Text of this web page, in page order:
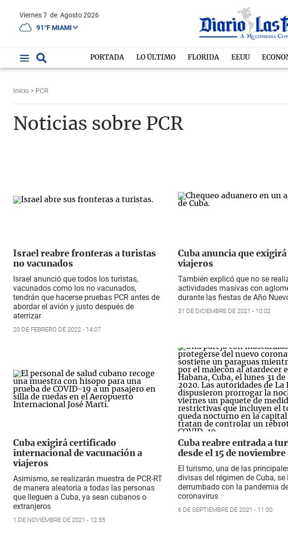
Viernes 7 de Agosto 2026
91°F MIAMI
PORTADA LO ÚLTIMO FLORIDA EEUU
Inicio > PCR
Noticias sobre PCR
Israel reabre fronteras a turistas
no vacunados
Israel anunció que todos los turistas,
vacunados como los no vacunados,
tendrán que hacerse pruebas PCR antes de
abordar el avión y justo después de
aterrizar
20 DE FEBRERO DE 2022 - 14:07
Cuba anuncia que exigirá
viajeros
También explicó que no se
actividades masivas con
durante las fiestas de Año
31 DE DICIEMBRE DE 2021 - 10:02
Cuba exigirá certificado
internacional de vacunación a
viajeros
Asimismo, se realizarán muestra de PCR-RT
de manera aleatoria a todas las personas
que lleguen a Cuba, ya sean cubanos o
extranjeros
1 DE NOVIEMBRE DE 2021 - 12:55
Cuba reabre entrada a
desde el 15 de noviembre
El turismo, una de las
divisas del régimen de Cuba, se
derrumbado con la pandemia
coronavirus
6 DE SEPTIEMBRE DE 2021 - 11:00